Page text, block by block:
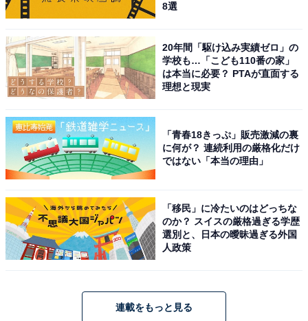
8選
20年間「駆け込み実績ゼロ」の
学校も…「こども110番の家」
は本当に必要？ PTAが直面する
理想と現実
「青春18きっぷ」販売激減の裏
に何が？ 連続利用の厳格化だけ
ではない「本当の理由」
「移民」に冷たいのはどっちな
のか？ スイスの厳格過ぎる学歴
選別と、日本の曖昧過ぎる外国
人政策
連載をもっと見る